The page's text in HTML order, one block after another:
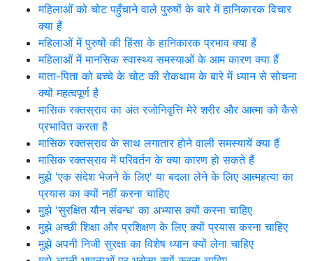
महिलाओं को चोट पहुँचाने वाले पुरुषों के बारे में हानिकारक विचार
क्या हैं
महिलाओं में पुरुषों की हिंसा के हानिकारक प्रभाव क्या हैं
महिलाओं में मानसिक स्वास्थ्य समस्याओं के आम कारण क्या हैं
माता-पिता को बच्चे के चोट की रोकथाम के बारे में ध्यान से सोचना
क्यों महत्वपूर्ण है
मासिक रक्तस्राव का अंत रजोनिवृत्ति मेरे शरीर और आत्मा को कैसे
प्रभावित करता है
मासिक रक्तस्राव के साथ लगातार होने वाली समस्यायें क्या हैं
मासिक रक्तस्राव में परिवर्तन के क्या कारण हो सकते हैं
मुझे 'एक संदेश भेजने के लिए' या बदला लेने के लिए आत्महत्या का
प्रयास का क्यों नहीं करना चाहिए
मुझे 'सुरक्षित यौन संबन्ध' का अभ्यास क्यों करना चाहिए
मुझे अच्छी शिक्षा और प्रशिक्षण के लिए क्यों प्रयास करना चाहिए
मुझे अपनी निजी सुरक्षा का विशेष ध्यान क्यों लेना चाहिए